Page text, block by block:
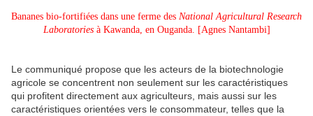
Bananes bio-fortifiées dans une ferme des National Agricultural Research
Laboratoriesà Kawanda, en Ouganda. [Agnes Nantambi]
Le communiqué propose que les acteurs de la biotechnologie
agricole se concentrent non seulement sur les caractéristiques
qui profitent directement aux agriculteurs, mais aussi sur les
caractéristiques orientées vers le consommateur, telles que la